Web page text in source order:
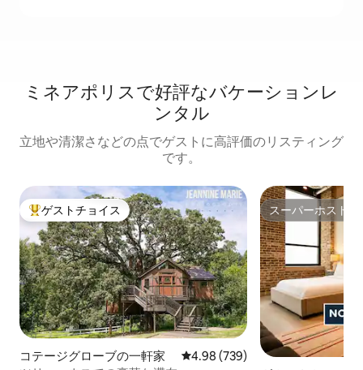
ミネアポリスで好評なバケーションレ
ンタル
立地や清潔さなどの点でゲストに高評価のリスティング
です。
大好評のゲストチョイスです。
ゲストチョイス
コテージグローブの一軒家 レビュー739件、5つ星中4.98つ
4.98 (739)
スーパーホスト
スーパーホスト